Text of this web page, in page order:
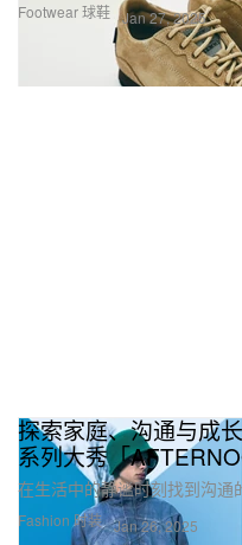
Footwear 球鞋 Jan 27, 2025
Fashion 时装
探索家庭、沟通与成
系列大秀「
在生活中的静谧时刻找到沟通
Jan 26, 2025